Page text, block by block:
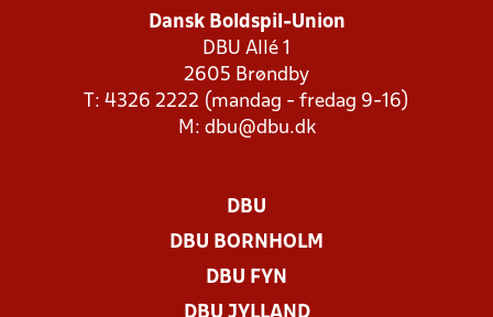
Dansk Boldspil-Union
DBU Allé 1
2605 Brøndby
T: 4326 2222 (mandag - fredag 9-16)
M: dbu@dbu.dk
DBU
DBU BORNHOLM
DBU FYN